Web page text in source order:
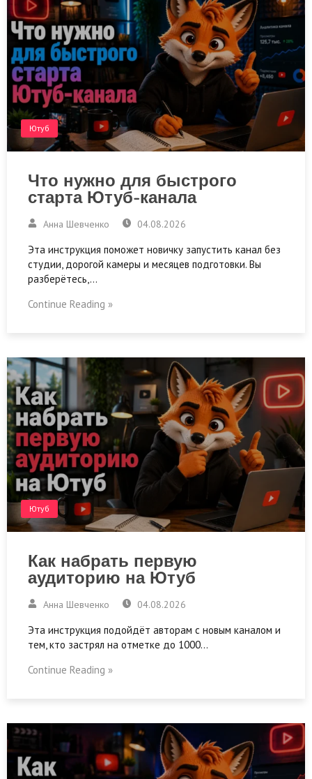
Ютуб
Что нужно для быстрого
старта Ютуб-канала
Анна Шевченко 04.08.2026
Эта инструкция поможет новичку запустить канал без
студии, дорогой камеры и месяцев подготовки. Вы
разберётесь,…
Continue Reading »
Ютуб
Как набрать первую
аудиторию на Ютуб
Анна Шевченко 04.08.2026
Эта инструкция подойдёт авторам с новым каналом и
тем, кто застрял на отметке до 1000…
Continue Reading »